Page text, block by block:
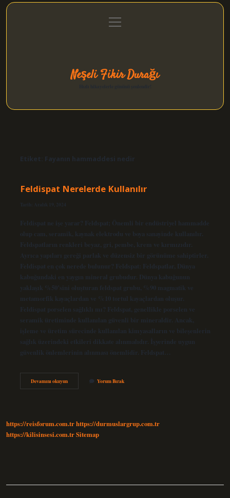
Gizlilik Politikası
menüyü
aç
Neşeli Fikir Durağı
Etiket: Fayanın hammaddesi nedir
Feldispat Nerelerde Kullanılır
Tarih: Aralık 19, 2024
Feldispat ne işe yarar? Feldspat; Önemli bir endüstriyel hammadde
olup cam, seramik, kaynak elektrodu ve boya sanayinde kullanılır.
Feldspatların renkleri beyaz, gri, pembe, krem ​​ve kırmızıdır.
Ayrıca yapıları gereği parlak ve düzensiz bir görünüme sahiptirler.
Feldispat en çok nerede bulunur? Feldspat: Feldspatlar, Dünya
kabuğundaki en yaygın mineral grubudur. Dünya kabuğunun
yaklaşık %50’sini oluşturan feldspat grubu, %90 magmatik ve
metamorfik kayaçlardan ve %10 tortul kayaçlardan oluşur.
Feldispat porselen sağlıklı mı? Feldspat, genellikle porselen ve
seramik üretiminde kullanılan güvenli bir mineraldir. Ancak,
işleme ve üretim sürecinde kullanılan kimyasalların ve bileşenlerin
sağlık üzerindeki etkileri dikkate alınmalıdır. İşyerinde uygun
güvenlik önlemlerinin alınması önemlidir. Feldspat…
Devamını okuyunFeldispat
Nerelerde
Yorum Bırak
https://reisforum.com.trhttps://durmuslargrup.com.tr
https://kilisinsesi.com.trSitemap